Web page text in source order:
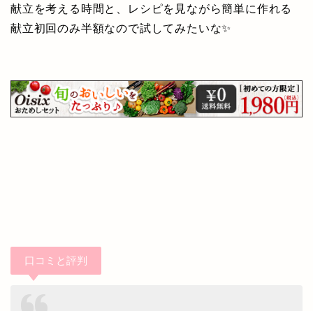
献立を考える時間と、レシピを見ながら簡単に作れる
献立初回のみ半額なので試してみたいな✨
口コミと評判